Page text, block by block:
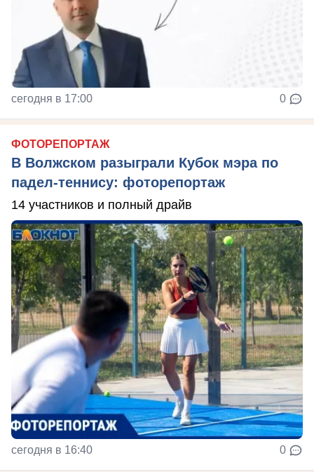
сегодня в 17:00 0
ФОТОРЕПОРТАЖ
В Волжском разыграли Кубок мэра по
падел-теннису: фоторепортаж
14 участников и полный драйв
сегодня в 16:40 0